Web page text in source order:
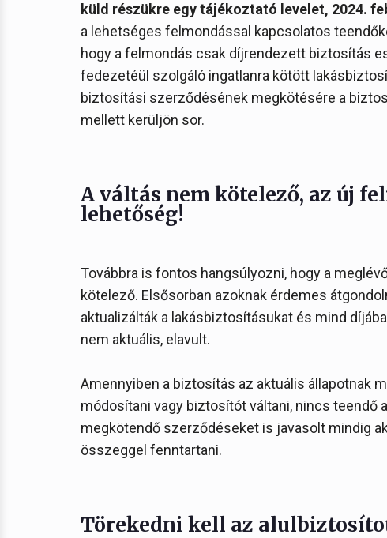
küld részükre egy tájékoztató levelet, 2024.
a lehetséges felmondással kapcsolatos
hogy a felmondás csak díjrendezett biztosítás
fedezetéül szolgáló ingatlanra kötött
biztosítási szerződésének megkötésére a
mellett kerüljön sor.
A váltás nem kötelező, az új
lehetőség!
Továbbra is fontos hangsúlyozni, hogy a
kötelező. Elsősorban azoknak érdemes
aktualizálták a lakásbiztosításukat és mind
nem aktuális, elavult.
Amennyiben a biztosítás az aktuális állapotnak
módosítani vagy biztosítót váltani, nincs teendő
megkötendő szerződéseket is javasolt mindig
összeggel fenntartani.
Törekedni kell az